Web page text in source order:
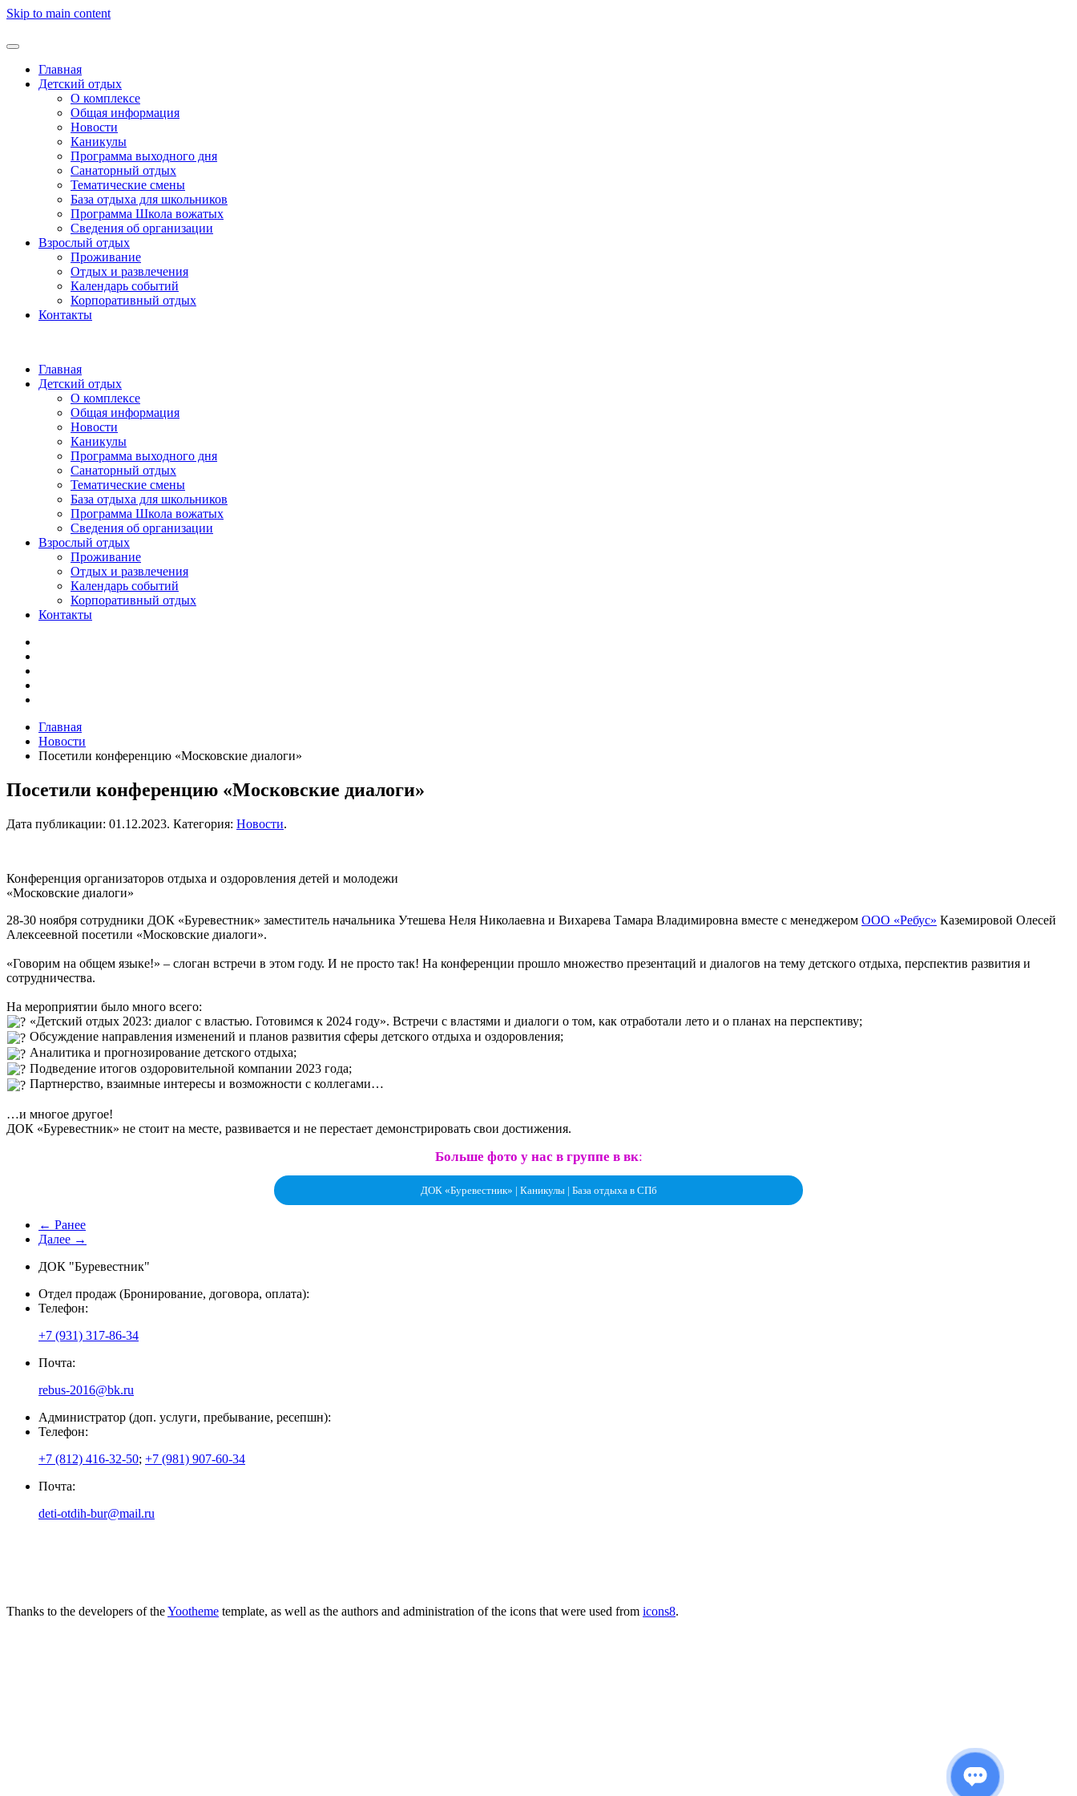
Skip to main content
Главная
Детский отдых
О комплексе
Общая информация
Новости
Каникулы
Программа выходного дня
Санаторный отдых
Тематические смены
База отдыха для школьников
Программа Школа вожатых
Cведения об организации
Взрослый отдых
Проживание
Отдых и развлечения
Календарь событий
Корпоративный отдых
Контакты
Главная
Детский отдых
О комплексе
Общая информация
Новости
Каникулы
Программа выходного дня
Санаторный отдых
Тематические смены
База отдыха для школьников
Программа Школа вожатых
Cведения об организации
Взрослый отдых
Проживание
Отдых и развлечения
Календарь событий
Корпоративный отдых
Контакты
Главная
Новости
Посетили конференцию «Московские диалоги»
Посетили конференцию «Московские диалоги»
Дата публикации: 01.12.2023. Категория: Новости.
Конференция организаторов отдыха и оздоровления детей и молодежи
«Московские диалоги»
28-30 ноября сотрудники ДОК «Буревестник» заместитель начальника Утешева Неля Николаевна и Вихарева Тамара Владимировна вместе с менеджером ООО «Ребус» Каземировой Олесей
Алексеевной посетили «Московские диалоги».
«Говорим на общем языке!» – слоган встречи в этом году. И не просто так! На конференции прошло множество презентаций и диалогов на тему детского отдыха, перспектив развития и
сотрудничества.
На мероприятии было много всего:
«Детский отдых 2023: диалог с властью. Готовимся к 2024 году». Встречи с властями и диалоги о том, как отработали лето и о планах на перспективу;
Обсуждение направления изменений и планов развития сферы детского отдыха и оздоровления;
Аналитика и прогнозирование детского отдыха;
Подведение итогов оздоровительной компании 2023 года;
Партнерство, взаимные интересы и возможности с коллегами…
…и многое другое!
ДОК «Буревестник» не стоит на месте, развивается и не перестает демонстрировать свои достижения.
Больше фото у нас в группе в вк:
ДОК «Буревестник» | Каникулы | База отдыха в СПб
← Ранее
Далее →
ДОК "Буревестник"
Отдел продаж (Бронирование, договора, оплата):
Телефон:
+7 (931) 317-86-34
Почта:
rebus-2016@bk.ru
Администратор (доп. услуги, пребывание, ресепшн):
Телефон:
+7 (812) 416-32-50; +7 (981) 907-60-34
Почта:
deti-otdih-bur@mail.ru
Thanks to the developers of theYootheme template, as well as the authors and administration of the icons that were used from icons8.